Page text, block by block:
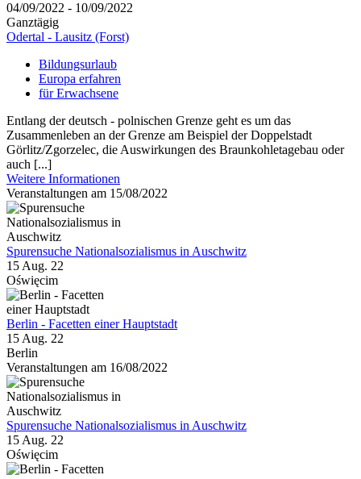
04/09/2022 - 10/09/2022
Ganztägig
Odertal - Lausitz (Forst)
Bildungsurlaub
Europa erfahren
für Erwachsene
Entlang der deutsch - polnischen Grenze geht es um das
Zusammenleben an der Grenze am Beispiel der Doppelstadt
Görlitz/Zgorzelec, die Auswirkungen des Braunkohletagebau oder
auch [...]
Weitere Informationen
Veranstaltungen am 15/08/2022
Spurensuche Nationalsozialismus in Auschwitz
15 Aug. 22
Oświęcim
Berlin - Facetten einer Hauptstadt
15 Aug. 22
Berlin
Veranstaltungen am 16/08/2022
Spurensuche Nationalsozialismus in Auschwitz
15 Aug. 22
Oświęcim